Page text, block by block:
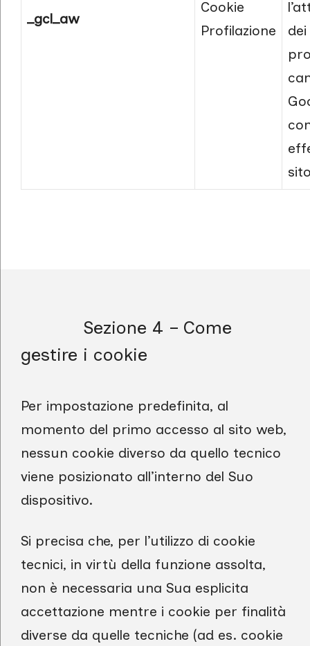
_gcl_aw
Cookie
Profilazione
Sezione 4 – Come
gestire i cookie
Per impostazione predefinita, al
momento del primo accesso al sito web,
nessun cookie diverso da quello tecnico
viene posizionato all’interno del Suo
dispositivo.
Si precisa che, per l’utilizzo di cookie
tecnici, in virtù della funzione assolta,
non è necessaria una Sua esplicita
accettazione mentre i cookie per finalità
diverse da quelle tecniche (ad es. cookie